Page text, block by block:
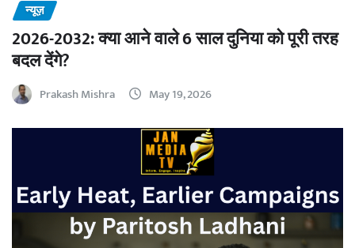
न्यूज़
2026-2032: क्या आने वाले 6 साल दुनिया को पूरी तरह
बदल देंगे?
Prakash Mishra May 19, 2026